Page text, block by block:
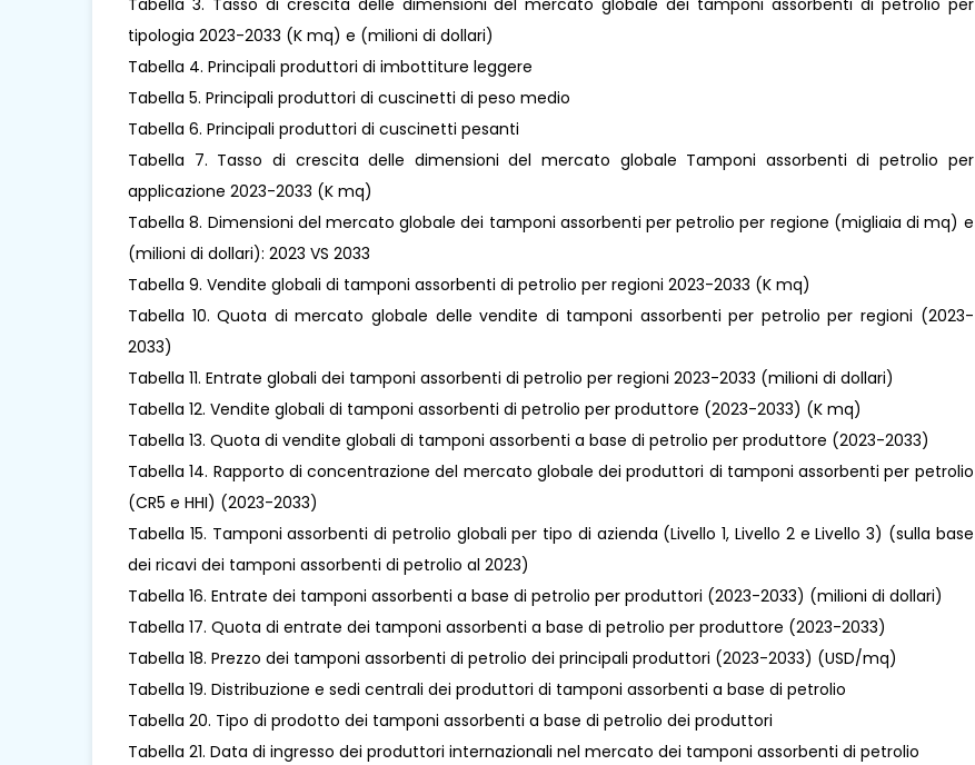
Tabella 3. Tasso di crescita delle dimensioni del mercato globale dei tamponi assorbenti di petrolio per
tipologia 2023-2033 (K mq) e (milioni di dollari)
Tabella 4. Principali produttori di imbottiture leggere
Tabella 5. Principali produttori di cuscinetti di peso medio
Tabella 6. Principali produttori di cuscinetti pesanti
Tabella 7. Tasso di crescita delle dimensioni del mercato globale Tamponi assorbenti di petrolio per
applicazione 2023-2033 (K mq)
Tabella 8. Dimensioni del mercato globale dei tamponi assorbenti per petrolio per regione (migliaia di mq) e
(milioni di dollari): 2023 VS 2033
Tabella 9. Vendite globali di tamponi assorbenti di petrolio per regioni 2023-2033 (K mq)
Tabella 10. Quota di mercato globale delle vendite di tamponi assorbenti per petrolio per regioni (2023-
2033)
Tabella 11. Entrate globali dei tamponi assorbenti di petrolio per regioni 2023-2033 (milioni di dollari)
Tabella 12. Vendite globali di tamponi assorbenti di petrolio per produttore (2023-2033) (K mq)
Tabella 13. Quota di vendite globali di tamponi assorbenti a base di petrolio per produttore (2023-2033)
Tabella 14. Rapporto di concentrazione del mercato globale dei produttori di tamponi assorbenti per petrolio
(CR5 e HHI) (2023-2033)
Tabella 15. Tamponi assorbenti di petrolio globali per tipo di azienda (Livello 1, Livello 2 e Livello 3) (sulla base
dei ricavi dei tamponi assorbenti di petrolio al 2023)
Tabella 16. Entrate dei tamponi assorbenti a base di petrolio per produttori (2023-2033) (milioni di dollari)
Tabella 17. Quota di entrate dei tamponi assorbenti a base di petrolio per produttore (2023-2033)
Tabella 18. Prezzo dei tamponi assorbenti di petrolio dei principali produttori (2023-2033) (USD/mq)
Tabella 19. Distribuzione e sedi centrali dei produttori di tamponi assorbenti a base di petrolio
Tabella 20. Tipo di prodotto dei tamponi assorbenti a base di petrolio dei produttori
Tabella 21. Data di ingresso dei produttori internazionali nel mercato dei tamponi assorbenti di petrolio